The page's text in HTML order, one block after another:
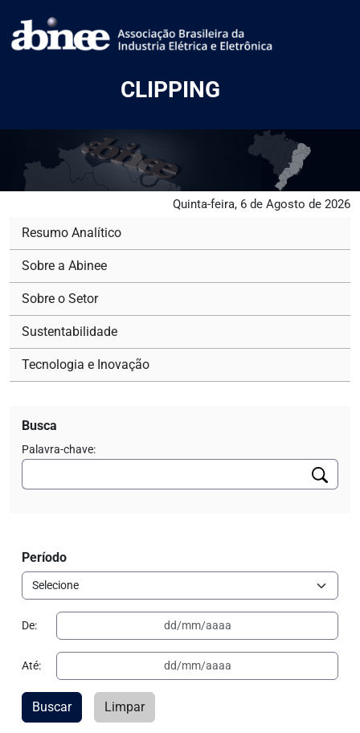
CLIPPING
Quinta-feira, 6 de Agosto de 2026
Resumo Analítico
Sobre a Abinee
Sobre o Setor
Sustentabilidade
Tecnologia e Inovação
Busca
Palavra-chave:
Período
De:
Até:
Buscar Limpar